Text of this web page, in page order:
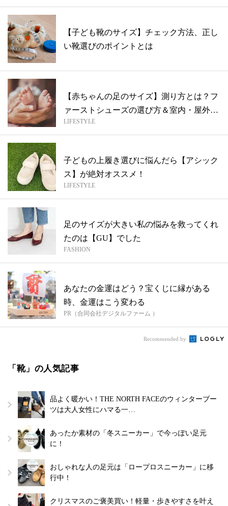
【子ども靴のサイズ】チェック方法、正し
い靴選びのポイントとは
【赤ちゃんの足のサイズ】測り方とは？フ
ァーストシューズの選び方＆室内・屋外用
おす...
LIFESTYLE
子どもの上履き選びに悩んだら【アシック
ス】が絶対オススメ！
LIFESTYLE
足のサイズが大きい私の悩みを救ってくれ
たのは【GU】でした
FASHION
あなたの金運はどう？宝くじに縁がある
時、金運はこう変わる
PR（合同会社デジタルファーム ）
Recommended by
「靴」の人気記事
品よく暖かい！THE NORTH FACEのウィンターブー
ツは大人女性にハマる一…
あったか素材の「冬スニーカー」で今っぽい足元
に！
おしゃれな人の足元は「ロープロスニーカー」に移
行中！
クリスマスのご褒美買い！軽量・歩きやすさを叶え